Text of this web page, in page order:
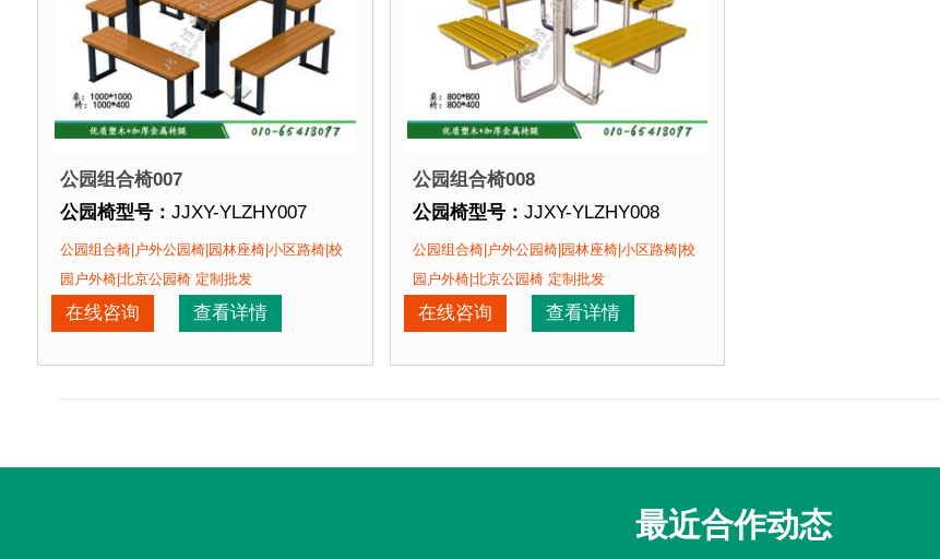
公园组合椅007
公园椅型号： JJXY-YLZHY007
公园椅规格：椅面长度可定制
公园椅材质：方钢椅腿+塑木+不锈钢马车栓紧固件+支架加固支撑
公园椅周期：
现货产品 即拍即发 厂家直销
公园组合椅|户外公园椅|园林座椅|小区路椅|校
园户外椅|北京公园椅 定制批发
在线咨询 查看详情
公园组合椅008
公园椅型号： JJXY-YLZHY008
公园椅规格：椅面长度可定制
公园椅材质：方钢椅腿+塑木+不锈钢马车栓紧固件+支架加固支撑
公园椅周期：
现货产品 即拍即发 厂家直销
公园组合椅|户外公园椅|园林座椅|小区路椅|校
园户外椅|北京公园椅 定制批发
在线咨询 查看详情
最近合作动态